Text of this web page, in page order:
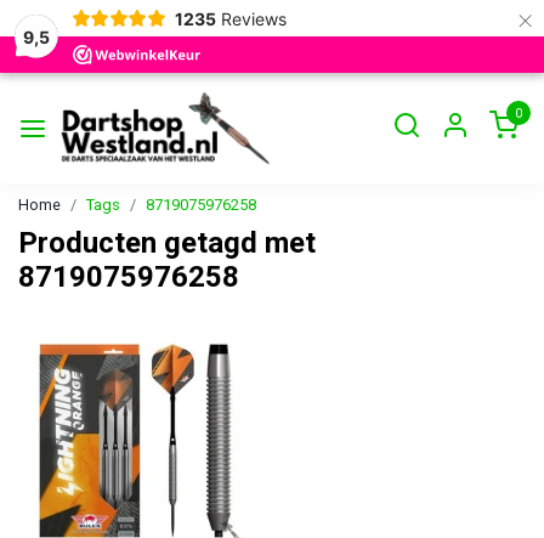
9,5
1235 Reviews ×
0
Home Tags 8719075976258
Producten getagd met
8719075976258